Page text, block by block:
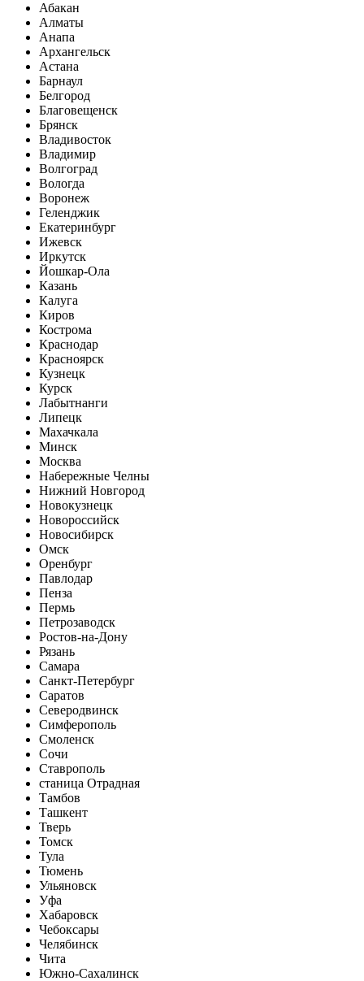
Абакан
Алматы
Анапа
Архангельск
Астана
Барнаул
Белгород
Благовещенск
Брянск
Владивосток
Владимир
Волгоград
Вологда
Воронеж
Геленджик
Екатеринбург
Ижевск
Иркутск
Йошкар-Ола
Казань
Калуга
Киров
Кострома
Краснодар
Красноярск
Кузнецк
Курск
Лабытнанги
Липецк
Махачкала
Минск
Москва
Набережные Челны
Нижний Новгород
Новокузнецк
Новороссийск
Новосибирск
Омск
Оренбург
Павлодар
Пенза
Пермь
Петрозаводск
Ростов-на-Дону
Рязань
Самара
Санкт-Петербург
Саратов
Северодвинск
Симферополь
Смоленск
Сочи
Ставрополь
станица Отрадная
Тамбов
Ташкент
Тверь
Томск
Тула
Тюмень
Ульяновск
Уфа
Хабаровск
Чебоксары
Челябинск
Чита
Южно-Сахалинск